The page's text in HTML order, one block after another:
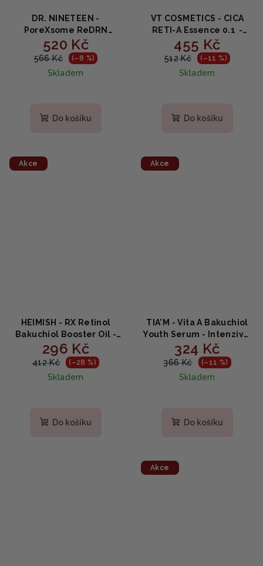
DR. NINETEEN -
PoreXsome ReDRN
Exosome Ampoule -
Ampule s PDRN a
retinolem 15ml 2ks
520 Kč
566 Kč (–8 %)
Skladem
Do košíku
VT COSMETICS - CICA
RETI‑A Essence 0.1 -
Zklidňující a retinoidní
sérum s CICA a retinolem
30 ml
455 Kč
512 Kč (–11 %)
Skladem
Do košíku
Akce
HEIMISH - RX Retinol
Bakuchiol Booster Oil -
Omlazující olejové
sérum s retinolem a
bakuchiolem 35 ml
296 Kč
412 Kč (–28 %)
Skladem
Do košíku
Akce
TIA'M - Vita A Bakuchiol
Youth Serum - Intenzivní
hydratační sérum proti
vráskám 40ml
324 Kč
366 Kč (–11 %)
Skladem
Do košíku
Akce